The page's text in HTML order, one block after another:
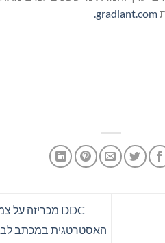
gradiant.com.
האסטרטגית במכתב